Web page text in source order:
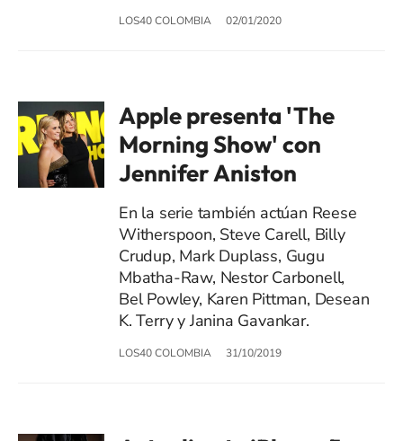
LOS40 COLOMBIA 02/01/2020
Apple presenta 'The
Morning Show' con
Jennifer Aniston
En la serie también actúan Reese
Witherspoon, Steve Carell, Billy
Crudup, Mark Duplass, Gugu
Mbatha-Raw, Nestor Carbonell,
Bel Powley, Karen Pittman, Desean
K. Terry y Janina Gavankar.
LOS40 COLOMBIA 31/10/2019